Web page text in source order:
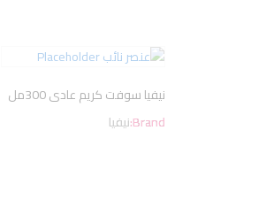
نيفيا سوفت كريم عادى 300مل
Brand:نيفيا